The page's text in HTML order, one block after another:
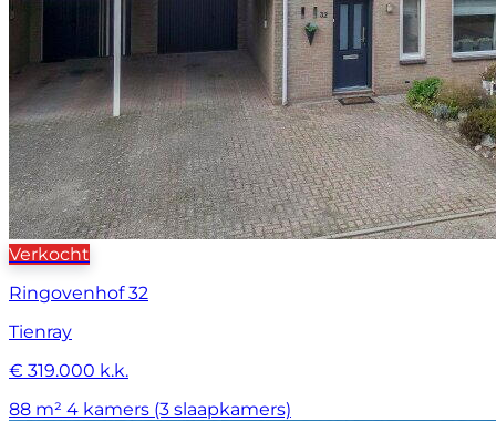
Verkocht
Ringovenhof 32
Tienray
€ 319.000 k.k.
88 m² 4 kamers (3 slaapkamers)